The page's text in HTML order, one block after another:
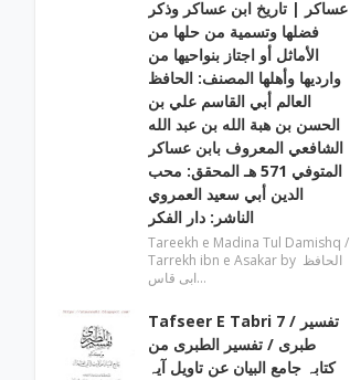
عساکر | تاريخ ابن عساكر وذكر
فضلها وتسمية من حلها من
الأماثل أو اجتاز بنواحيها من
وارديها وأهلها المصنف: الحافظ
العالم أبي القاسم علي بن
الحسن بن هبة الله بن عبد الله
الشافعي المعروف بابن عساكر
المتوفي 571 هـ المحقق: محب
الدين أبي سعيد العمروي
الناشر: دار الفكر
Tareekh e Madina Tul Damishq /
Tarrekh ibn e Asakar by الحافظ
ابی قاس…
Tafseer E Tabri 7 / تفسیر
طبری / تفسیر الطبری من
کتابہ جامع البیان عن تاویل آیہ